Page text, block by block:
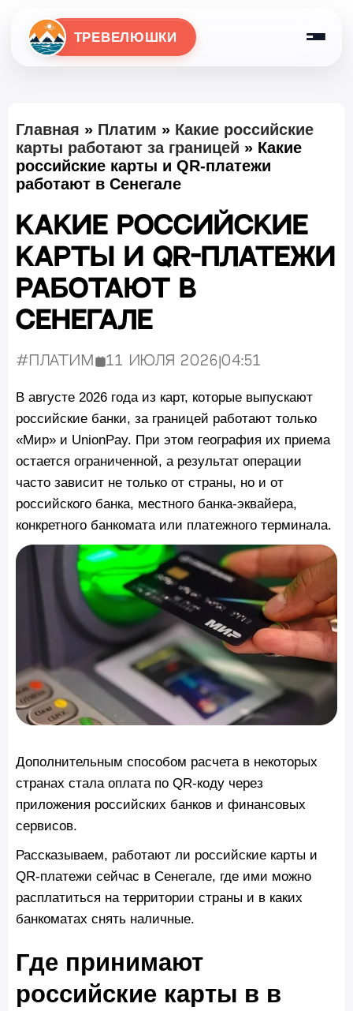
ТРЕВЕЛЮШКИ
Главная » Платим » Какие российские
карты работают за границей » Какие
российские карты и QR-платежи
работают в Сенегале
Какие российские
карты и QR-платежи
работают в
Сенегале
#Платим Опубликовано:
11 июля 2026 |04:51
В августе 2026 года из карт, которые выпускают
российские банки, за границей работают только
«Мир» и UnionPay. При этом география их приема
остается ограниченной, а результат операции
часто зависит не только от страны, но и от
российского банка, местного банка-эквайера,
конкретного банкомата или платежного терминала.
Дополнительным способом расчета в некоторых
странах стала оплата по QR-коду через
приложения российских банков и финансовых
сервисов.
Рассказываем, работают ли российские карты и
QR-платежи сейчас в Сенегале, где ими можно
расплатиться на территории страны и в каких
банкоматах снять наличные.
Где принимают
российские карты в в